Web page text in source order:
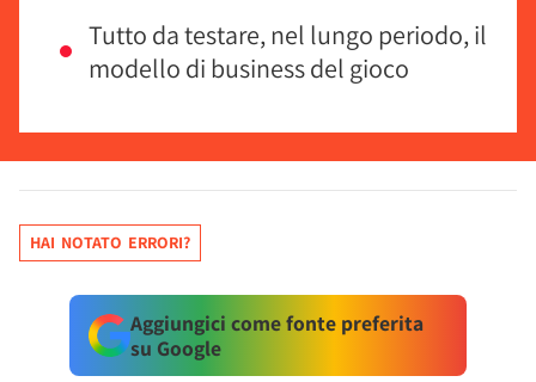
Tutto da testare, nel lungo periodo, il
modello di business del gioco
HAI NOTATO ERRORI?
Aggiungici come fonte preferita
su Google